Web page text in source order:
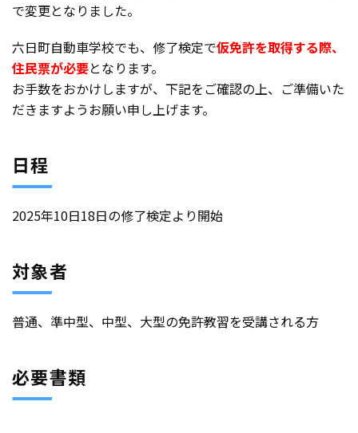
で変更となりました。
六日町自動車学校でも、修了検定で仮免許を取得する際、
住民票が必要となります。
お手数をおかけしますが、下記をご確認の上、ご準備いた
だきますようお願い申し上げます。
日程
2025年10日18日の修了検定より開始
対象者
普通、準中型、中型、大型の免許教習を受講される方
必要書類